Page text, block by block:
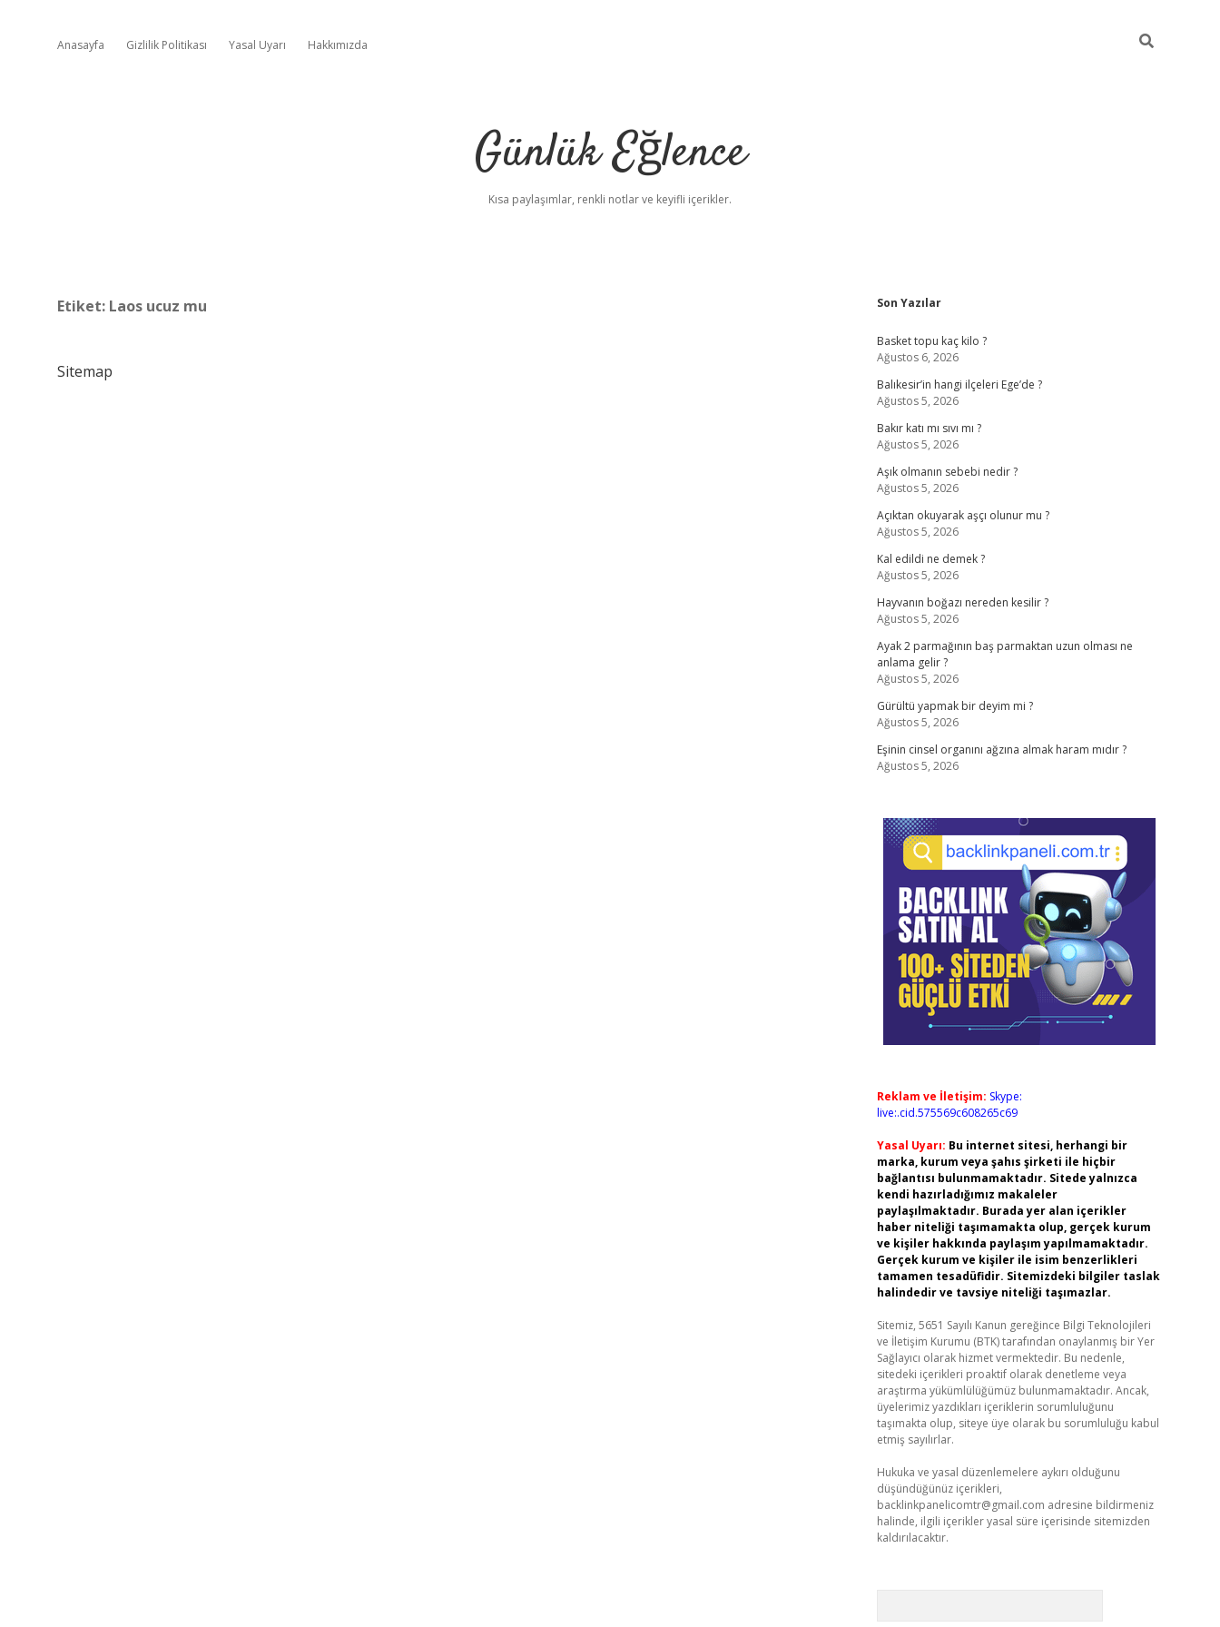
Anasayfa Gizlilik Politikası Yasal Uyarı Hakkımızda
Günlük Eğlence
Kısa paylaşımlar, renkli notlar ve keyifli içerikler.
Etiket: Laos ucuz mu
Sitemap
Sidebar
Son Yazılar
Basket topu kaç kilo ?
Ağustos 6, 2026
Balıkesir’in hangi ilçeleri Ege’de ?
Ağustos 5, 2026
Bakır katı mı sıvı mı ?
Ağustos 5, 2026
Aşık olmanın sebebi nedir ?
Ağustos 5, 2026
Açıktan okuyarak aşçı olunur mu ?
Ağustos 5, 2026
Kal edildi ne demek ?
Ağustos 5, 2026
Hayvanın boğazı nereden kesilir ?
Ağustos 5, 2026
Ayak 2 parmağının baş parmaktan uzun olması ne
anlama gelir ?
Ağustos 5, 2026
Gürültü yapmak bir deyim mi ?
Ağustos 5, 2026
Eşinin cinsel organını ağzına almak haram mıdır ?
Ağustos 5, 2026
Reklam ve İletişim: Skype:
live:.cid.575569c608265c69
Yasal Uyarı: Bu internet sitesi, herhangi bir
marka, kurum veya şahıs şirketi ile hiçbir
bağlantısı bulunmamaktadır. Sitede yalnızca
kendi hazırladığımız makaleler
paylaşılmaktadır. Burada yer alan içerikler
haber niteliği taşımamakta olup, gerçek kurum
ve kişiler hakkında paylaşım yapılmamaktadır.
Gerçek kurum ve kişiler ile isim benzerlikleri
tamamen tesadüfidir. Sitemizdeki bilgiler taslak
halindedir ve tavsiye niteliği taşımazlar.
Sitemiz, 5651 Sayılı Kanun gereğince Bilgi Teknolojileri
ve İletişim Kurumu (BTK) tarafından onaylanmış bir Yer
Sağlayıcı olarak hizmet vermektedir. Bu nedenle,
sitedeki içerikleri proaktif olarak denetleme veya
araştırma yükümlülüğümüz bulunmamaktadır. Ancak,
üyelerimiz yazdıkları içeriklerin sorumluluğunu
taşımakta olup, siteye üye olarak bu sorumluluğu kabul
etmiş sayılırlar.
Hukuka ve yasal düzenlemelere aykırı olduğunu
düşündüğünüz içerikleri,
backlinkpanelicomtr@gmail.com adresine bildirmeniz
halinde, ilgili içerikler yasal süre içerisinde sitemizden
kaldırılacaktır.
tambet girişbonus veren bahis siteleri